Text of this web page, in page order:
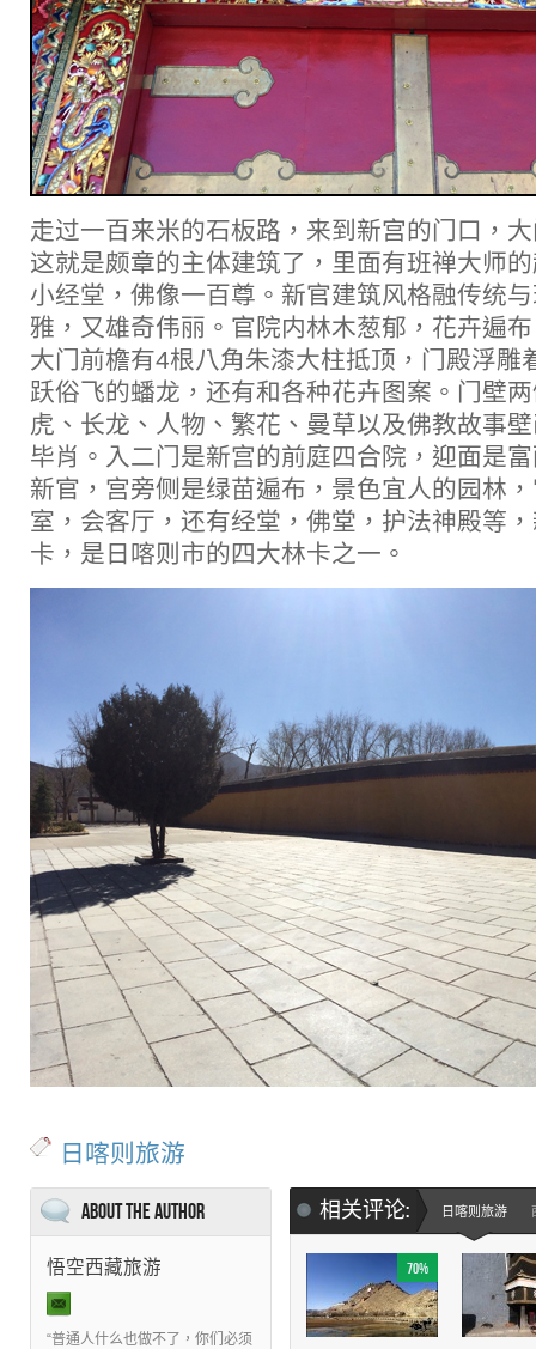
走过一百来米的石板路，来到新宫的门口，
这就是颇章的主体建筑了，里面有班禅大师
小经堂，佛像一百尊。新官建筑风格融传统
雅，又雄奇伟丽。官院内林木葱郁，花卉遍
大门前檐有4根八角朱漆大柱抵顶，门殿浮雕
跃俗飞的蟠龙，还有和各种花卉图案。门壁
虎、长龙、人物、繁花、曼草以及佛教故事
毕肖。入二门是新宫的前庭四合院，迎面是
新官，宫旁侧是绿苗遍布，景色宜人的园林
室，会客厅，还有经堂，佛堂，护法神殿等
卡，是日喀则市的四大林卡之一。
日喀则旅游
About the Author
悟空西藏旅游
“普通人什么也做不了，你们必须
相关评论: 日喀则旅游
70%